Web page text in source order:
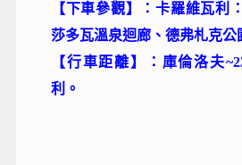
【下車參觀】：卡羅維瓦利
莎多瓦溫泉迴廊、德弗札克公
【行車距離】：庫倫洛夫
利。